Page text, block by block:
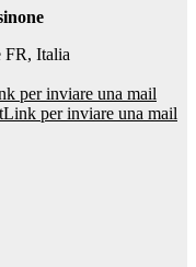
FR, Italia
per inviare una mail
Link per inviare una mail